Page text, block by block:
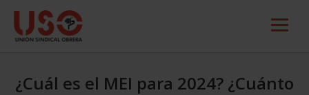
¿Cuál es el MEI para 2024? ¿Cuánto